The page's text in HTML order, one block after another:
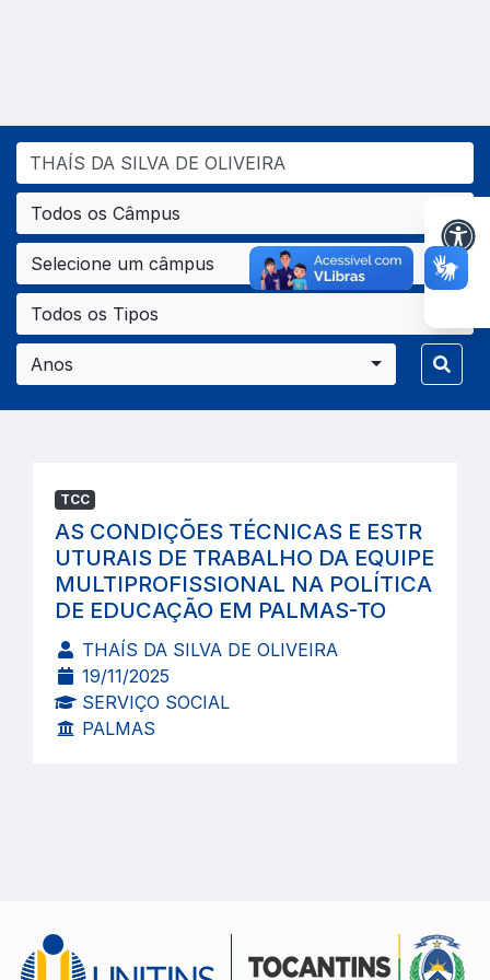
Todos os Câmpus
Selecione um câmpus
Todos os Tipos
Anos
TCC
AS CONDIÇÕES TÉCNICAS E ESTR
UTURAIS DE TRABALHO DA EQUIPE
MULTIPROFISSIONAL NA POLÍTICA
DE EDUCAÇÃO EM PALMAS-TO
THAÍS DA SILVA DE OLIVEIRA
19/11/2025
SERVIÇO SOCIAL
PALMAS